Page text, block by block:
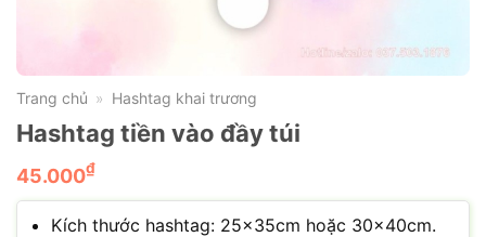
Trang chủ » Hashtag khai trương
Hashtag tiền vào đầy túi
45.000₫
Kích thước hashtag: 25x35cm hoặc 30x40cm.